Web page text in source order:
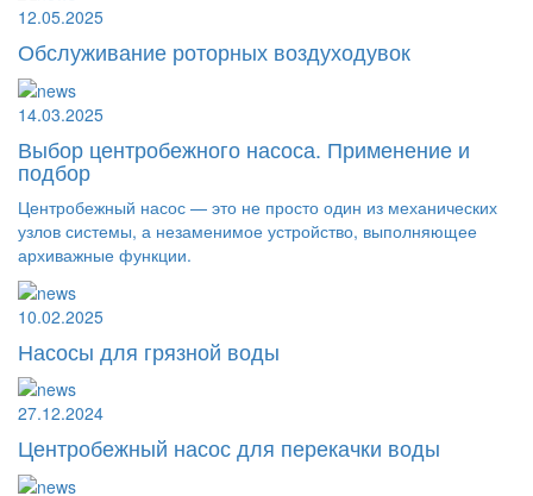
12.05.2025
Обслуживание роторных воздуходувок
14.03.2025
Выбор центробежного насоса. Применение и
подбор
Центробежный насос — это не просто один из механических
узлов системы, а незаменимое устройство, выполняющее
архиважные функции.
10.02.2025
Насосы для грязной воды
27.12.2024
Центробежный насос для перекачки воды